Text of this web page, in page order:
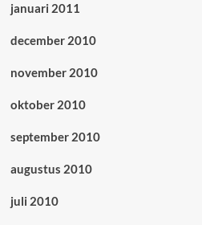
januari 2011
december 2010
november 2010
oktober 2010
september 2010
augustus 2010
juli 2010